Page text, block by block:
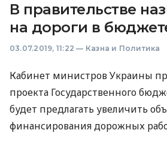
В правительстве
на дороги в
03.07.2019, 11:22 — Казна и Политика
Кабинет министров Украины
проекта Государственного
будет предлагать увеличить
финансирования дорожных